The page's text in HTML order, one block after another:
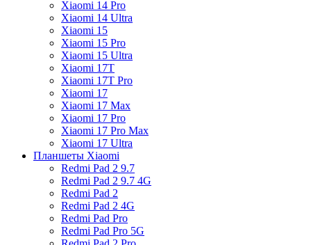
Xiaomi 14 Pro
Xiaomi 14 Ultra
Xiaomi 15
Xiaomi 15 Pro
Xiaomi 15 Ultra
Xiaomi 17T
Xiaomi 17T Pro
Xiaomi 17
Xiaomi 17 Max
Xiaomi 17 Pro
Xiaomi 17 Pro Max
Xiaomi 17 Ultra
Планшеты Xiaomi
Redmi Pad 2 9.7
Redmi Pad 2 9.7 4G
Redmi Pad 2
Redmi Pad 2 4G
Redmi Pad Pro
Redmi Pad Pro 5G